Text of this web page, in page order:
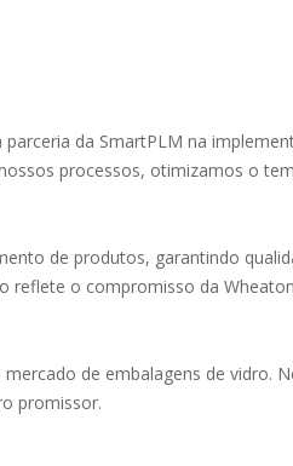
da SmartPLM na
processos, otimizamos o
de produtos, garantindo
reflete o compromisso da
de embalagens de vidro.
promissor.